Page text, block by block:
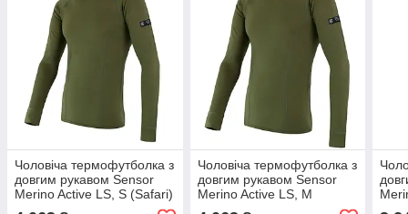
Чоловіча термофутболка з
довгим рукавом Sensor
Merino Active LS, S (Safari)
Чоловіча термофутболка з
довгим рукавом Sensor
Merino Active LS, M